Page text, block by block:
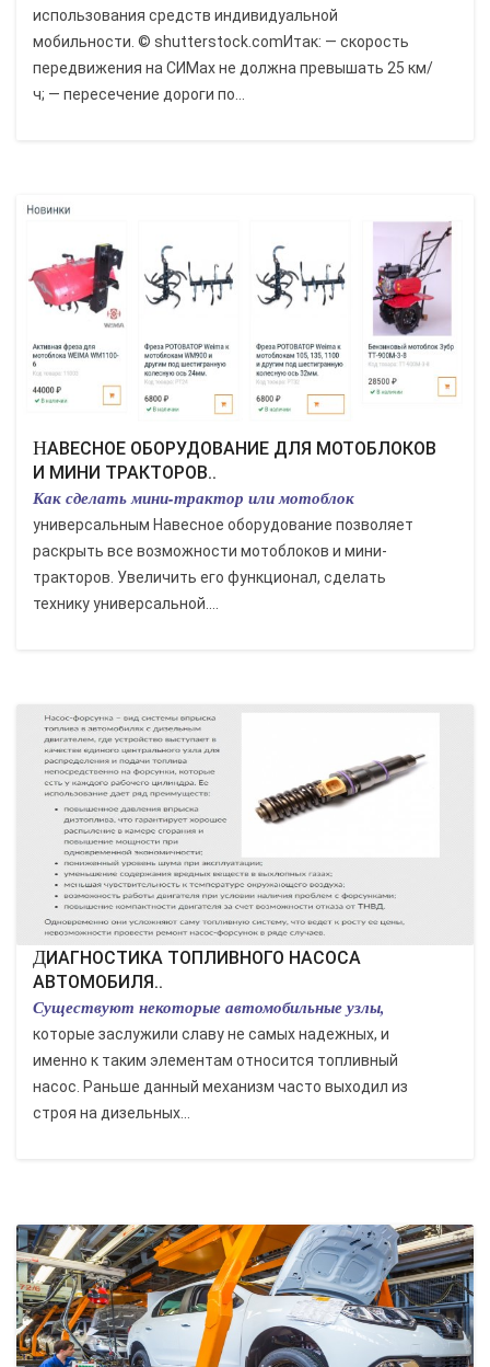
использования средств индивидуальной
мобильности. © shutterstock.comИтак: — скорость
передвижения на СИМах не должна превышать 25 км/
ч; — пересечение дороги по...
НАВЕСНОЕ ОБОРУДОВАНИЕ ДЛЯ МОТОБЛОКОВ
И МИНИ ТРАКТОРОВ..
Как сделать мини-трактор или мотоблок
универсальным Навесное оборудование позволяет
раскрыть все возможности мотоблоков и мини-
тракторов. Увеличить его функционал, сделать
технику универсальной....
ДИАГНОСТИКА ТОПЛИВНОГО НАСОСА
АВТОМОБИЛЯ..
Существуют некоторые автомобильные узлы,
которые заслужили славу не самых надежных, и
именно к таким элементам относится топливный
насос. Раньше данный механизм часто выходил из
строя на дизельных...